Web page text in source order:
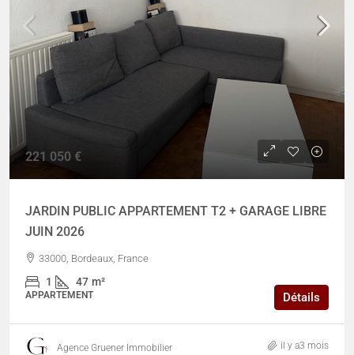
221 050 €
JARDIN PUBLIC APPARTEMENT T2 + GARAGE LIBRE
JUIN 2026
33000, Bordeaux, France
1 47 m²
APPARTEMENT Détails
Agence Gruener Immobilier il y a3 mois